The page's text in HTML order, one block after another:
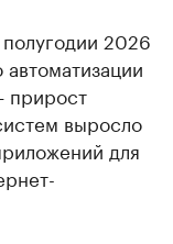
2026
прирост
выросло
для